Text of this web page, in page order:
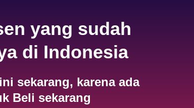
yang sudah
di Indonesia
sekarang, karena ada
Beli sekarang